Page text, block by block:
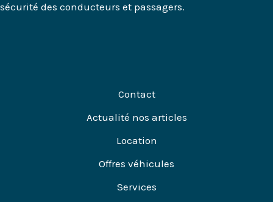
sécurité des conducteurs et passagers.
Contact
Actualité nos articles
Location
Offres véhicules
Services